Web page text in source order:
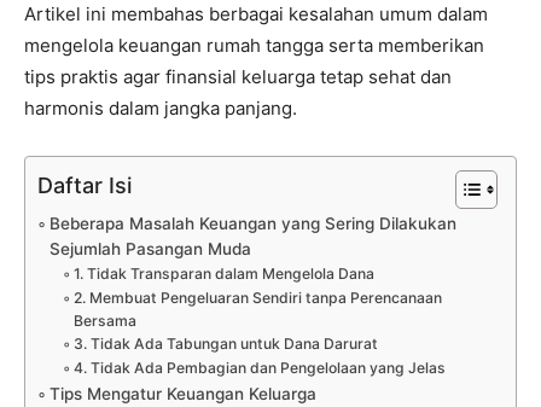
Artikel ini membahas berbagai kesalahan umum dalam
mengelola keuangan rumah tangga serta memberikan
tips praktis agar finansial keluarga tetap sehat dan
harmonis dalam jangka panjang.
Daftar Isi
Beberapa Masalah Keuangan yang Sering Dilakukan
Sejumlah Pasangan Muda
1. Tidak Transparan dalam Mengelola Dana
2. Membuat Pengeluaran Sendiri tanpa Perencanaan
Bersama
3. Tidak Ada Tabungan untuk Dana Darurat
4. Tidak Ada Pembagian dan Pengelolaan yang Jelas
Tips Mengatur Keuangan Keluarga